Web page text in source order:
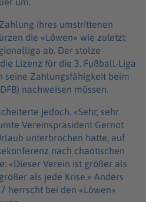
ihres umstrittenen
die «Löwen» wie zuletzt
ab. Der stolze
Lizenz für die 3. Fußball-Liga
seine Zahlungsfähigkeit beim
nachweisen müssen.
jedoch. «Sehr, sehr
Vereinspräsident Gernot
unterbrochen hatte, auf
nach chaotischen
«Dieser Verein ist größer als
als jede Krise.» Anders
herrscht bei den «Löwen»